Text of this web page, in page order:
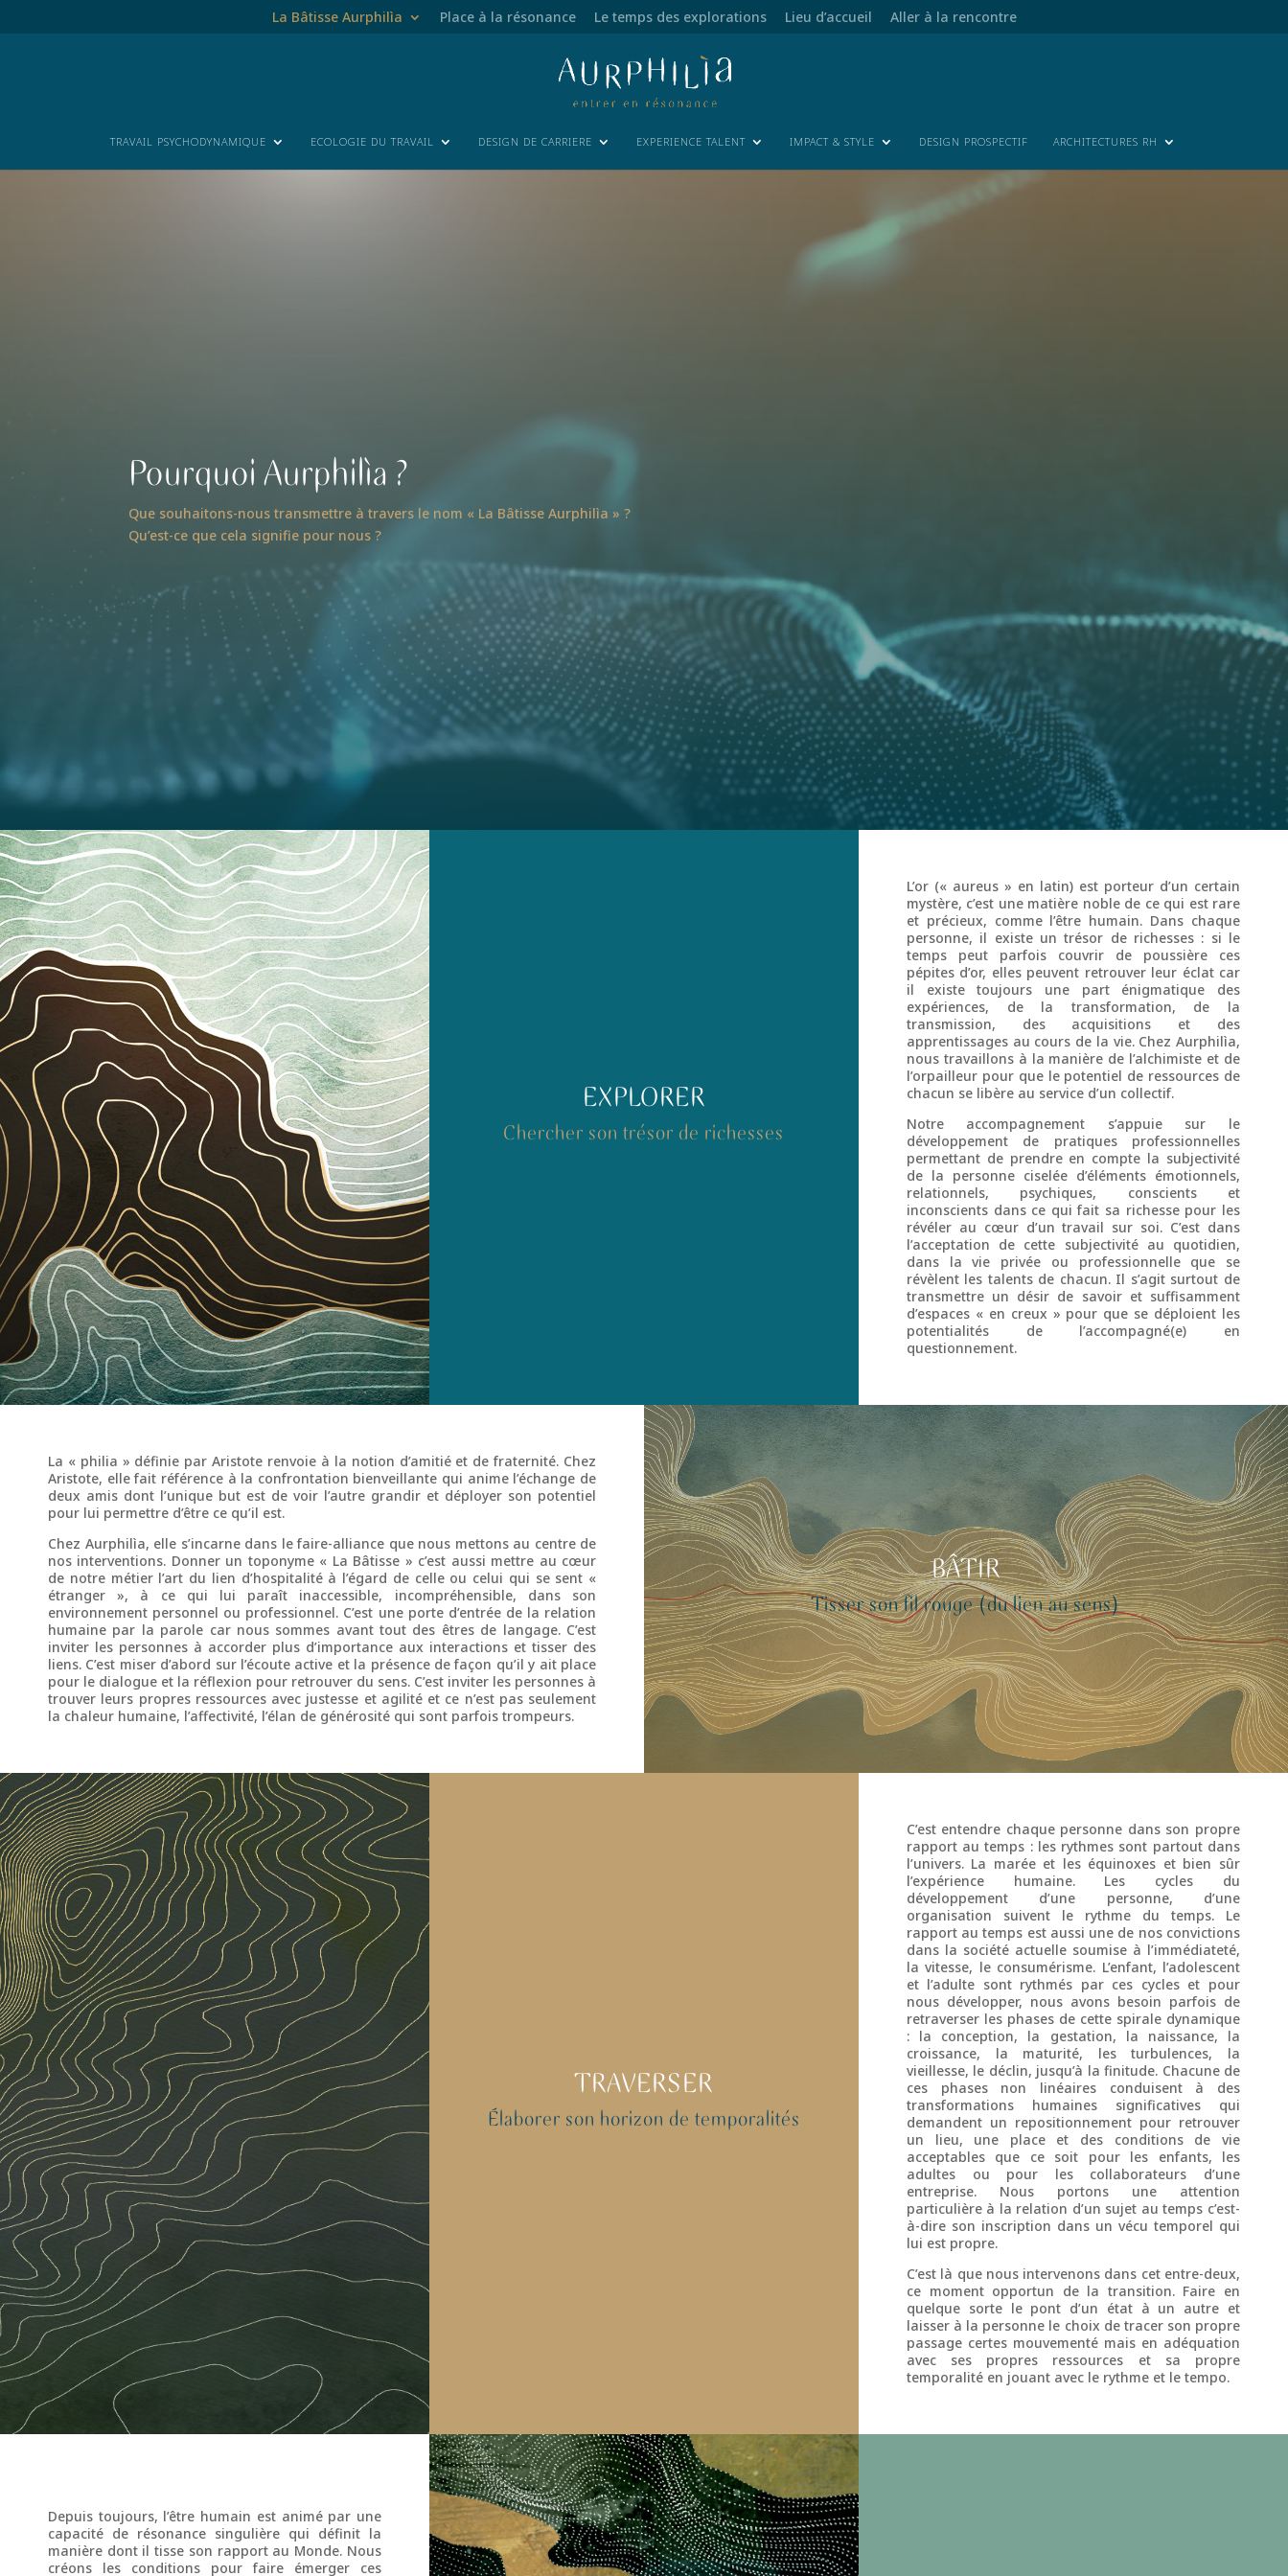
La Bâtisse Aurphilìa Place à la résonance Le temps des explorations Lieu d’accueil Aller à la rencontre
TRAVAIL PSYCHODYNAMIQUE ECOLOGIE DU TRAVAIL DESIGN DE CARRIERE EXPERIENCE TALENT IMPACT & STYLE DESIGN PROSPECTIF ARCHITECTURES RH
Pourquoi Aurphilìa ?
Que souhaitons-nous transmettre à travers le nom « La Bâtisse Aurphilìa » ?
Qu’est-ce que cela signifie pour nous ?
EXPLORER
Chercher son trésor de richesses
L’or (« aureus » en latin) est porteur d’un certain
mystère, c’est une matière noble de ce qui est rare
et précieux, comme l’être humain. Dans chaque
personne, il existe un trésor de richesses : si le
temps peut parfois couvrir de poussière ces
pépites d’or, elles peuvent retrouver leur éclat car
il existe toujours une part énigmatique des
expériences, de la transformation, de la
transmission, des acquisitions et des
apprentissages au cours de la vie. Chez Aurphilìa,
nous travaillons à la manière de l’alchimiste et de
l’orpailleur pour que le potentiel de ressources de
chacun se libère au service d’un collectif.
Notre accompagnement s’appuie sur le
développement de pratiques professionnelles
permettant de prendre en compte la subjectivité
de la personne ciselée d’éléments émotionnels,
relationnels, psychiques, conscients et
inconscients dans ce qui fait sa richesse pour les
révéler au cœur d’un travail sur soi. C’est dans
l’acceptation de cette subjectivité au quotidien,
dans la vie privée ou professionnelle que se
révèlent les talents de chacun. Il s’agit surtout de
transmettre un désir de savoir et suffisamment
d’espaces « en creux » pour que se déploient les
potentialités de l’accompagné(e) en
questionnement.
La « philia » définie par Aristote renvoie à la notion d’amitié et de fraternité. Chez
Aristote, elle fait référence à la confrontation bienveillante qui anime l’échange de
deux amis dont l’unique but est de voir l’autre grandir et déployer son potentiel
pour lui permettre d’être ce qu’il est.
Chez Aurphilìa, elle s’incarne dans le faire-alliance que nous mettons au centre de
nos interventions. Donner un toponyme « La Bâtisse » c’est aussi mettre au cœur
de notre métier l’art du lien d’hospitalité à l’égard de celle ou celui qui se sent «
étranger », à ce qui lui paraît inaccessible, incompréhensible, dans son
environnement personnel ou professionnel. C’est une porte d’entrée de la relation
humaine par la parole car nous sommes avant tout des êtres de langage. C’est
inviter les personnes à accorder plus d’importance aux interactions et tisser des
liens. C’est miser d’abord sur l’écoute active et la présence de façon qu’il y ait place
pour le dialogue et la réflexion pour retrouver du sens. C’est inviter les personnes à
trouver leurs propres ressources avec justesse et agilité et ce n’est pas seulement
la chaleur humaine, l’affectivité, l’élan de générosité qui sont parfois trompeurs.
BÂTIR
Tisser son fil rouge (du lien au sens)
TRAVERSER
Élaborer son horizon de temporalités
C’est entendre chaque personne dans son propre
rapport au temps : les rythmes sont partout dans
l’univers. La marée et les équinoxes et bien sûr
l’expérience humaine. Les cycles du
développement d’une personne, d’une
organisation suivent le rythme du temps. Le
rapport au temps est aussi une de nos convictions
dans la société actuelle soumise à l’immédiateté,
la vitesse, le consumérisme. L’enfant, l’adolescent
et l’adulte sont rythmés par ces cycles et pour
nous développer, nous avons besoin parfois de
retraverser les phases de cette spirale dynamique
: la conception, la gestation, la naissance, la
croissance, la maturité, les turbulences, la
vieillesse, le déclin, jusqu’à la finitude. Chacune de
ces phases non linéaires conduisent à des
transformations humaines significatives qui
demandent un repositionnement pour retrouver
un lieu, une place et des conditions de vie
acceptables que ce soit pour les enfants, les
adultes ou pour les collaborateurs d’une
entreprise. Nous portons une attention
particulière à la relation d’un sujet au temps c’est-
à-dire son inscription dans un vécu temporel qui
lui est propre.
C’est là que nous intervenons dans cet entre-deux,
ce moment opportun de la transition. Faire en
quelque sorte le pont d’un état à un autre et
laisser à la personne le choix de tracer son propre
passage certes mouvementé mais en adéquation
avec ses propres ressources et sa propre
temporalité en jouant avec le rythme et le tempo.
Depuis toujours, l’être humain est animé par une
capacité de résonance singulière qui définit la
manière dont il tisse son rapport au Monde. Nous
créons les conditions pour faire émerger ces